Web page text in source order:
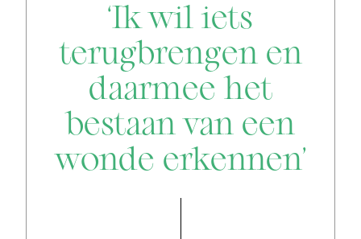
‘Ik wil iets
terugbrengen en
daarmee het
bestaan van een
wonde erkennen’